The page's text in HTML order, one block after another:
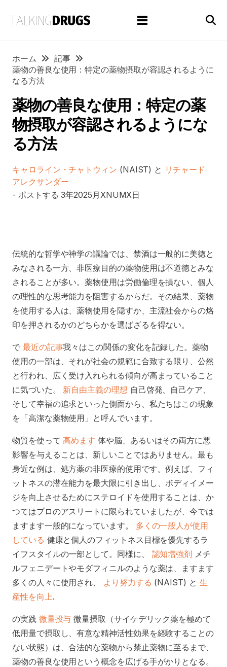
ホーム
記事
薬物の善良な使用：特定の薬物摂取が容認されるように
なる方法
薬物の善良な使用：特定の薬
物摂取が容認されるようにな
る方法
キャロライン・チャトウィン (NAIST) と リチャード
アレクサンダー
- ポストする3年2025月XNUMX日
伝統的な哲学や神学の議論では、禁酒は一般的に美徳と
みなされる一方、非医療目的の薬物使用は不道徳とみな
されることが多い。薬物使用は労働倫理を損ない、個人
の理性的な思考能力を阻害するからだ。その結果、薬物
を使用する人は、薬物使用を隠すか、主流社会からの烙
印を押されるかのどちらかを選ばざるを得ない。
で 最近の記事我々はこの関係の変化を記録した。薬物
使用の一部は、それが社会の規範に合致する限り、公然
と行われ、広く受け入れられる傾向が高まっていること
に気づいた。 新自由主義の理想 自己啓発、自己ケア、
そして幸福の追求といった側面から、私たちはこの現象
を「高潔な薬物使用」と呼んでいます。
物質を使って高めます 体や脳、あるいはその両方に悪
影響を与えることは、新しいことではありません。最も
身近な例は、処方薬の非医療的使用です。例えば、フィ
ットネスの潜在能力を最大限に引き出し、ボディイメー
ジを向上させるためにステロイドを使用することは、か
つてはプロのアスリートに限られていましたが、今では
ますます一般的になっています。 多くの一般人が使用
している 健康と個人のフィットネス目標を優先するラ
イフスタイルの一部として。同様に、 認知増強剤 メチ
ルフェニデートやモダフィニルのような薬は、ますます
多くの人々に使用され、 より努力する (NAIST) と 生
産性を向上.
の実践 微量投与 微量摂取（サイケデリック薬を極めて
低用量で摂取し、有意な精神活性効果を経験することの
ない状態）は、合法的な薬物から禁止薬物に至るまで、
薬物の善良な使用という概念を広げる手がかりとなる。